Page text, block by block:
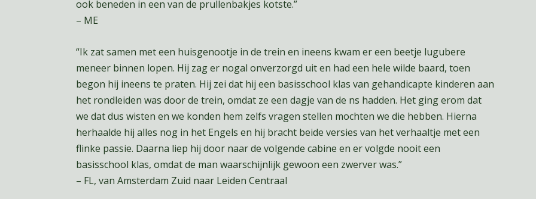
ook beneden in een van de prullenbakjes kotste.”
– ME
“Ik zat samen met een huisgenootje in de trein en ineens kwam er een beetje lugubere
meneer binnen lopen. Hij zag er nogal onverzorgd uit en had een hele wilde baard, toen
begon hij ineens te praten. Hij zei dat hij een basisschool klas van gehandicapte kinderen aan
het rondleiden was door de trein, omdat ze een dagje van de ns hadden. Het ging erom dat
we dat dus wisten en we konden hem zelfs vragen stellen mochten we die hebben. Hierna
herhaalde hij alles nog in het Engels en hij bracht beide versies van het verhaaltje met een
flinke passie. Daarna liep hij door naar de volgende cabine en er volgde nooit een
basisschool klas, omdat de man waarschijnlijk gewoon een zwerver was.”
– FL, van Amsterdam Zuid naar Leiden Centraal